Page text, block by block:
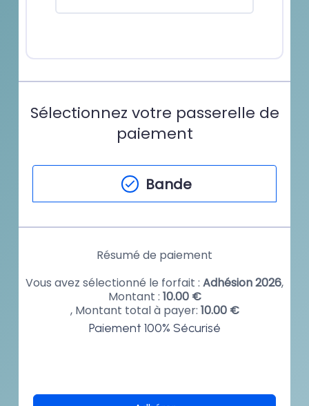
Sélectionnez votre passerelle de
paiement
Bande
Résumé de paiement
Vous avez sélectionné le forfait : Adhésion 2026,
Montant : 10.00 €
, Montant total à payer: 10.00 €
Paiement 100% Sécurisé